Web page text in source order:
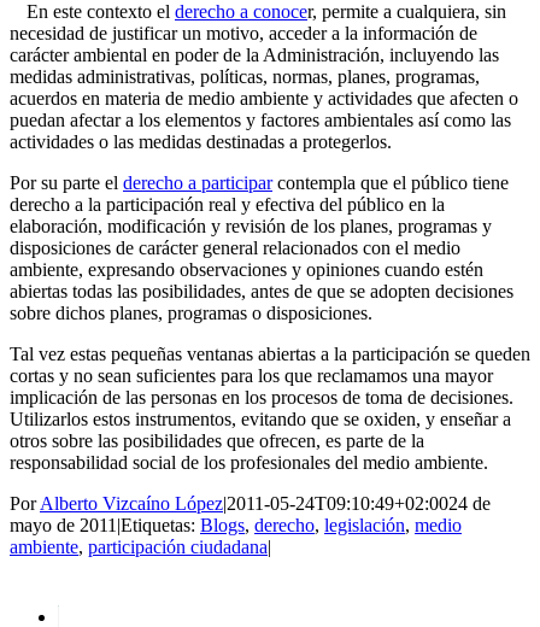
En este contexto el derecho a conocer, permite a cualquiera, sin
necesidad de justificar un motivo, acceder a la información de
carácter ambiental en poder de la Administración, incluyendo las
medidas administrativas, políticas, normas, planes, programas,
acuerdos en materia de medio ambiente y actividades que afecten o
puedan afectar a los elementos y factores ambientales así como las
actividades o las medidas destinadas a protegerlos.
Por su parte el derecho a participarcontempla que el público tiene
derecho a la participación real y efectiva del público en la
elaboración, modificación y revisión de los planes, programas y
disposiciones de carácter general relacionados con el medio
ambiente, expresando observaciones y opiniones cuando estén
abiertas todas las posibilidades, antes de que se adopten decisiones
sobre dichos planes, programas o disposiciones.
Tal vez estas pequeñas ventanas abiertas a la participación se queden
cortas y no sean suficientes para los que reclamamos una mayor
implicación de las personas en los procesos de toma de decisiones.
Utilizarlos estos instrumentos, evitando que se oxiden, y enseñar a
otros sobre las posibilidades que ofrecen, es parte de la
responsabilidad social de los profesionales del medio ambiente.
PorAlberto Vizcaíno López|2011-05-24T09:10:49+02:0024 de
mayo de 2011 |Etiquetas: Blogs, derecho, legislación, medio
ambiente, participación ciudadana|